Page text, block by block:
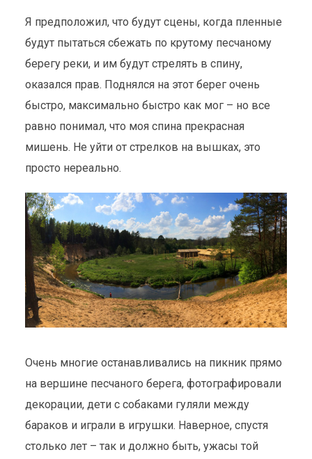
ВИДЕ
КОНЦЕНТРАЦИОННОГО
ЛАГЕРЯ
Я предположил, что будут сцены, когда пленные
будут пытаться сбежать по крутому песчаному
берегу реки, и им будут стрелять в спину,
оказался прав. Поднялся на этот берег очень
быстро, максимально быстро как мог – но все
равно понимал, что моя спина прекрасная
мишень. Не уйти от стрелков на вышках, это
просто нереально.
Очень многие останавливались на пикник прямо
на вершине песчаного берега, фотографировали
декорации, дети с собаками гуляли между
бараков и играли в игрушки. Наверное, спустя
столько лет – так и должно быть, ужасы той